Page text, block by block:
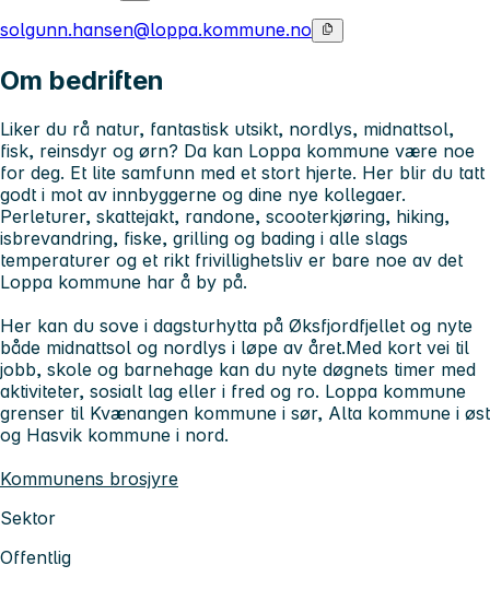
solgunn.hansen@loppa.kommune.no
Om bedriften
Liker du rå natur, fantastisk utsikt, nordlys, midnattsol,
fisk, reinsdyr og ørn? Da kan Loppa kommune være noe
for deg. Et lite samfunn med et stort hjerte. Her blir du tatt
godt i mot av innbyggerne og dine nye kollegaer.
Perleturer, skattejakt, randone, scooterkjøring, hiking,
isbrevandring, fiske, grilling og bading i alle slags
temperaturer og et rikt frivillighetsliv er bare noe av det
Loppa kommune har å by på.
Her kan du sove i dagsturhytta på Øksfjordfjellet og nyte
både midnattsol og nordlys i løpe av året.Med kort vei til
jobb, skole og barnehage kan du nyte døgnets timer med
aktiviteter, sosialt lag eller i fred og ro. Loppa kommune
grenser til Kvænangen kommune i sør, Alta kommune i øst
og Hasvik kommune i nord.
Kommunens brosjyre
Sektor
Offentlig